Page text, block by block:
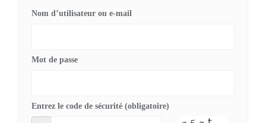
Nom d’utilisateur ou e-mail
Mot de passe
Entrez le code de sécurité (obligatoire)